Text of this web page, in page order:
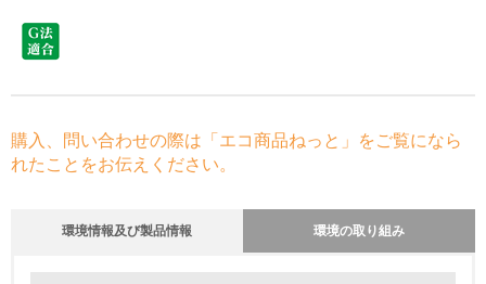
購入、問い合わせの際は「エコ商品ねっと」をご覧になら
れたことをお伝えください。
環境情報及び製品情報 環境の取り組み